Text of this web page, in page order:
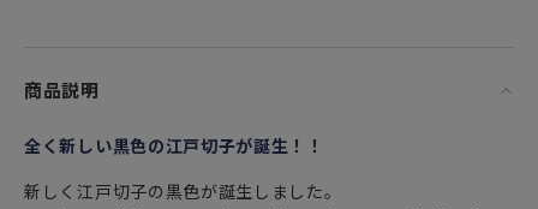
商品説明
全く新しい黒色の江戸切子が誕生！！
新しく江戸切子の黒色が誕生しました。